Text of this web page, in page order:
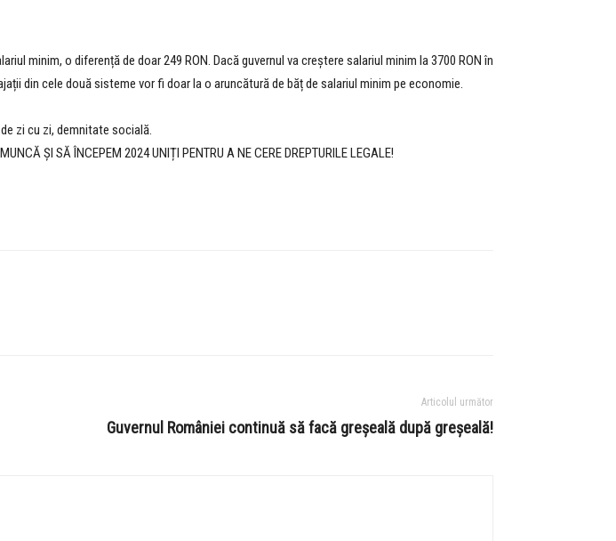
minim, o diferență de doar 249 RON. Dacă guvernul va creștere salariul minim la 3700 RON în
din cele două sisteme vor fi doar la o aruncătură de băț de salariul minim pe economie.
zi cu zi, demnitate socială.
ȘI SĂ ÎNCEPEM 2024 UNIȚI PENTRU A NE CERE DREPTURILE LEGALE!
Articolul următor
Guvernul României continuă să facă greșeală după greșeală!